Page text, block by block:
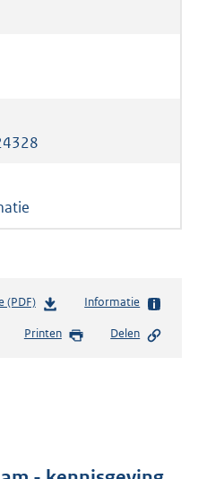
(PDF)b
s
Informatie
Printen Delen